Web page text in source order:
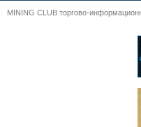
MINING CLUB торгово-